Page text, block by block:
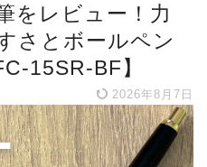
をレビュー！力
さとボールペン
15SR-BF】
2026年8月7日